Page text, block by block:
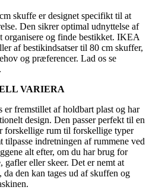
skuffe er designet specifikt til at
Den sikrer optimal udnyttelse af
organisere og finde bestikket. IKEA
af bestikindsatser til 80 cm skuffer,
og præferencer. Lad os se
VARIERA
er fremstillet af holdbart plast og har
design. Den passer perfekt til en
forskellige rum til forskellige typer
tilpasse indretningen af rummene ved
alt efter, om du har brug for
gafler eller skeer. Det er nemt at
da den kan tages ud af skuffen og